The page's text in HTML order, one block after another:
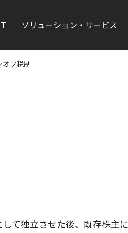
ソリューション・サービス
オフ税制
て独立させた後、既存株主